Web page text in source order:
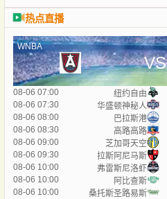
热点直播
WNBA
VS
08-06 07:00 纽约自由
08-06 07:30
华盛顿神秘人
08-06 08:00
巴拉斯港
08-06 08:30
高路高路
08-06 09:00
芝加哥天空
08-06 09:30
拉斯阿尼马斯
08-06 10:00
弗雷斯尼洛虾
08-06 10:00
阿比查斯
08-06 10:00
桑托斯圣路易斯